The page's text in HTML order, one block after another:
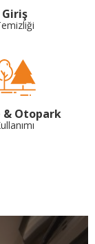
Giriş
& Otopark